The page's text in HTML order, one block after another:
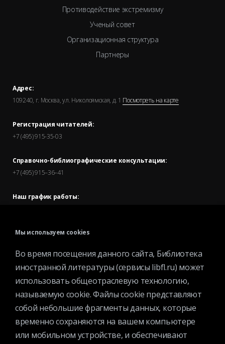
Противодействие экстремизму
Ученый совет
Организационная структура
Партнеры
Адрес:
109240, г. Москва, ул. Николоямская, д. 1 Посмотреть на карте
Регистрация читателей:
+7 (495) 915-35-03
Справочно-библиографические консультации:
+7 (495) 915–36–41
Наш график работы:
полчаса до окончания работы.
Мы используем cookies
Во время посещения данного сайта, Библиотека
иностранной литературы (сервисы libfl.ru) может
использовать общеотраслевую технологию,
называемую cookie. Файлы cookie представляют
собой небольшие фрагменты данных, которые
временно сохраняются на вашем компьютере
или мобильном устройстве, и обеспечивают